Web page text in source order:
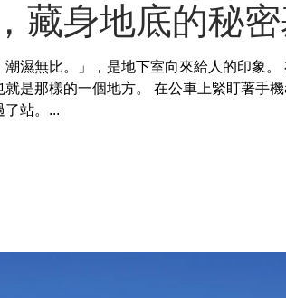
藏身地底的秘
潮濕無比。」，是地下室向來給人的印象。
是那樣的一個地方。 在公車上緊盯著手
了站。...